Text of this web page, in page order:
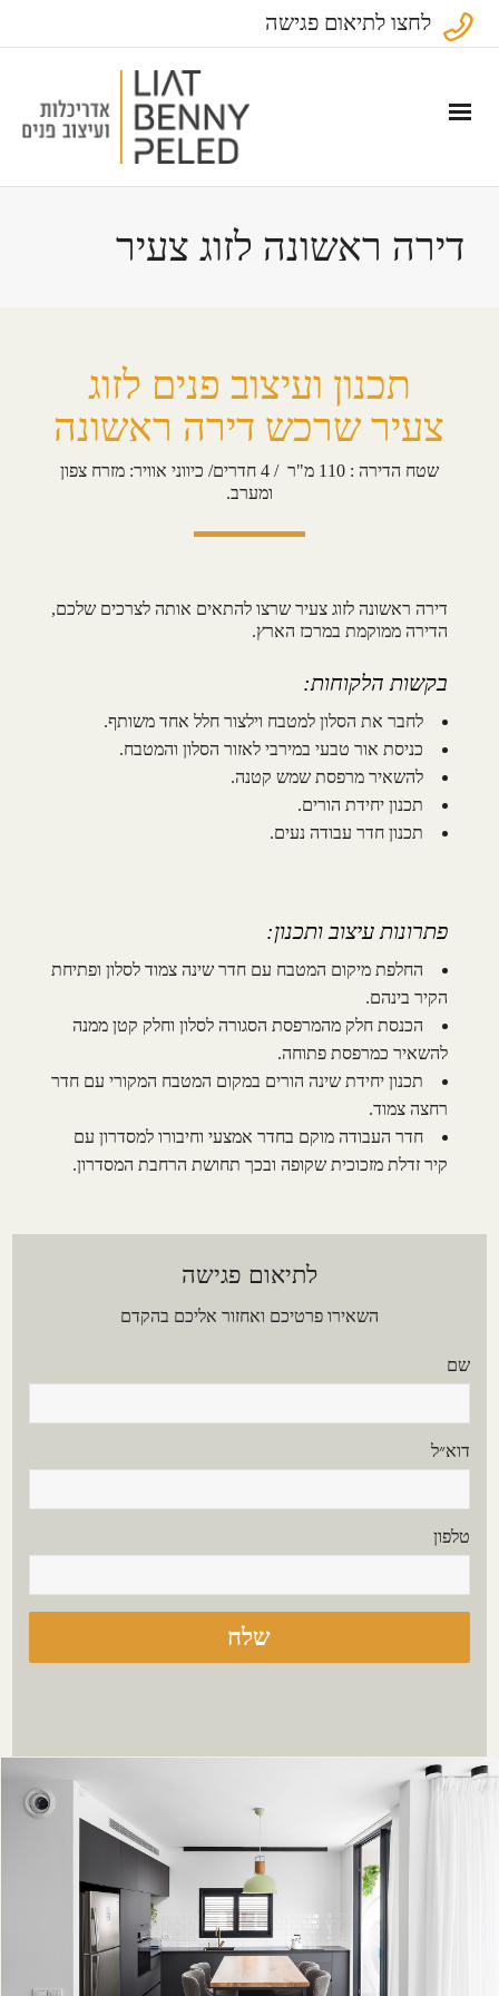
לחצו לתיאום פגישה
דירה ראשונה לזוג צעיר
תכנון ועיצוב פנים לזוג
צעיר שרכש דירה ראשונה
שטח הדירה : 110 מ"ר / 4 חדרים/ כיווני אוויר: מזרח צפון
ומערב.
דירה ראשונה לזוג צעיר שרצו להתאים אותה לצרכים שלכם,
הדירה ממוקמת במרכז הארץ.
בקשות הלקוחות:
לחבר את הסלון למטבח וילצור חלל אחד משותף.
כניסת אור טבעי במירבי לאזור הסלון והמטבח.
להשאיר מרפסת שמש קטנה.
תכנון יחידת הורים.
תכנון חדר עבודה נעים.
פתרונות עיצוב ותכנון:
החלפת מיקום המטבח עם חדר שינה צמוד לסלון ופתיחת
הקיר בינהם.
הכנסת חלק מהמרפסת הסגורה לסלון וחלק קטן ממנה
להשאיר כמרפסת פתוחה.
תכנון יחידת שינה הורים במקום המטבח המקורי עם חדר
רחצה צמוד.
חדר העבודה מוקם בחדר אמצעי וחיבורו למסדרון עם
קיר זדלת מזכוכית שקופה ובכך תחושת הרחבת המסדרון.
לתיאום פגישה
השאירו פרטיכם ואחזור אליכם בהקדם
שם
דוא״ל
טלפון